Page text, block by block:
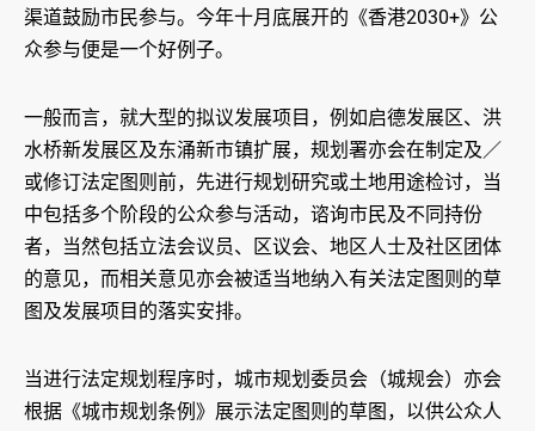
渠道鼓励市民参与。今年十月底展开的《香港2030+》公
众参与便是一个好例子。
一般而言，就大型的拟议发展项目，例如启德发展区、洪
水桥新发展区及东涌新市镇扩展，规划署亦会在制定及／
或修订法定图则前，先进行规划研究或土地用途检讨，当
中包括多个阶段的公众参与活动，谘询市民及不同持份
者，当然包括立法会议员、区议会、地区人士及社区团体
的意见，而相关意见亦会被适当地纳入有关法定图则的草
图及发展项目的落实安排。
当进行法定规划程序时，城市规划委员会（城规会）亦会
根据《城市规划条例》展示法定图则的草图，以供公众人